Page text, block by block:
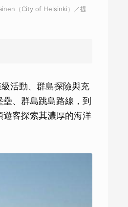
（City of Helsinki）／提
活動、群島探險與充
、群島跳島路線，到
客探索其濃厚的海洋